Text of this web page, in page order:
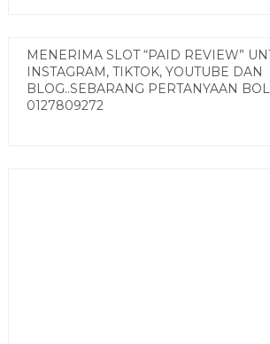
MENERIMA SLOT “PAID REVIEW”
INSTAGRAM, TIKTOK, YOUTUBE DAN
BLOG..SEBARANG PERTANYAAN
0127809272